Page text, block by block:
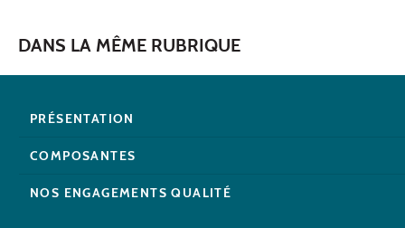
DANS LA MÊME RUBRIQUE
PRÉSENTATION
COMPOSANTES
NOS ENGAGEMENTS QUALITÉ